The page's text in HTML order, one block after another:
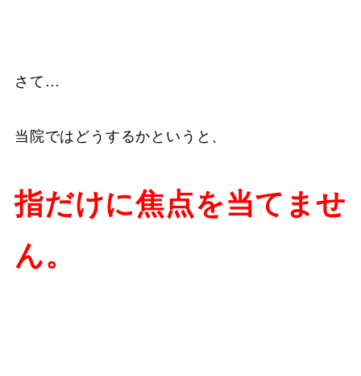
さて…
当院ではどうするかというと、
指だけに焦点を当てませ
ん。